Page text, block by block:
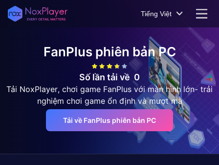
Tiếng Việt
FanPlusphiên bản PC
Số lần tải về 0
Tải NoxPlayer, chơi game FanPlus với màn hình lớn- trải
nghiệm chơi game ổn định và mượt mà
Tải về FanPlus phiên bản PC